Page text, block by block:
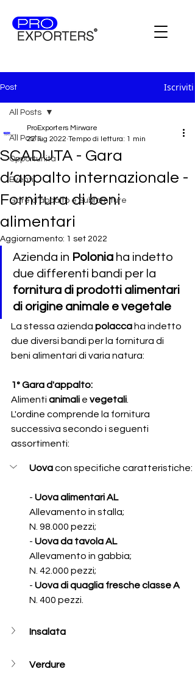
Post Iscriviti
All Posts
Opportunità
Eventi
Gare d'appalto e Subforniture
All Posts
SCADUTA - Gara
d’appalto internazionale -
Fornitura di beni
alimentari
ProExporters Mirware
22 lug 2022 Tempo di lettura: 1 min
Aggiornamento: 1 set 2022
Azienda in Polonia ha indetto
due differenti bandi per la
fornitura di prodotti alimentari
di origine animale e vegetale
La stessa azienda polacca ha indetto
due diversi bandi per la fornitura di
beni alimentari di varia natura:
1° Gara d'appalto:
Alimenti animali e vegetali
L'ordine comprende la fornitura
successiva secondo i seguenti
assortimenti:
Uova con specifiche caratteristiche:
- Uova alimentari AL
Allevamento in stalla;
N. 98.000 pezzi;
- Uova da tavola AL
Allevamento in gabbia;
N. 42.000 pezzi;
- Uova di quaglia fresche classe A
N. 400 pezzi.
Insalata
Verdure